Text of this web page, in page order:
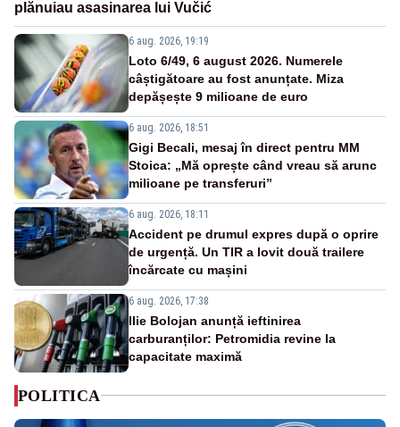
plănuiau asasinarea lui Vučić
6 aug. 2026, 19:19
Loto 6/49, 6 august 2026. Numerele
câștigătoare au fost anunțate. Miza
depășește 9 milioane de euro
6 aug. 2026, 18:51
Gigi Becali, mesaj în direct pentru MM
Stoica: „Mă oprește când vreau să arunc
milioane pe transferuri”
6 aug. 2026, 18:11
Accident pe drumul expres după o oprire
de urgență. Un TIR a lovit două trailere
încărcate cu mașini
6 aug. 2026, 17:38
Ilie Bolojan anunță ieftinirea
carburanților: Petromidia revine la
capacitate maximă
POLITICA